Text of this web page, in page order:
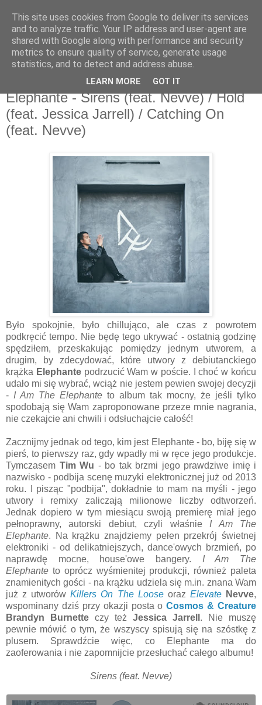
csgmblog
...music that's real...
sobota, 24 września 2016
Elephante - Sirens (feat. Nevve) / Hold
(feat. Jessica Jarrell) / Catching On
(feat. Nevve)
Było spokojnie, było chillująco, ale czas z powrotem
podkręcić tempo. Nie będę tego ukrywać - ostatnią godzinę
spędziłem, przeskakując pomiędzy jednym utworem, a
drugim, by zdecydować, które utwory z debiutanckiego
krążka Elephante podrzucić Wam w poście. I choć w końcu
udało mi się wybrać, wciąż nie jestem pewien swojej decyzji
- I Am The Elephante to album tak mocny, że jeśli tylko
spodobają się Wam zaproponowane przeze mnie nagrania,
nie czekajcie ani chwili i odsłuchajcie całość!
Zacznijmy jednak od tego, kim jest Elephante - bo, biję się w
pierś, to pierwszy raz, gdy wpadły mi w ręce jego produkcje.
Tymczasem Tim Wu - bo tak brzmi jego prawdziwe imię i
nazwisko - podbija scenę muzyki elektronicznej już od 2013
roku. I pisząc "podbija", dokładnie to mam na myśli - jego
utwory i remixy zaliczają milionowe liczby odtworzeń.
Jednak dopiero w tym miesiącu swoją premierę miał jego
pełnoprawny, autorski debiut, czyli właśnie I Am The
Elephante. Na krążku znajdziemy pełen przekrój świetnej
elektroniki - od delikatniejszych, dance'owych brzmień, po
naprawdę mocne, house'owe bangery. I Am The
Elephante to oprócz wyśmienitej produkcji, również paleta
znamienitych gości - na krążku udziela się m.in. znana Wam
już z utworówKillers On The Looseoraz Elevate Nevve,
wspominany dziś przy okazji posta oCosmos & Creature
Brandyn Burnette czy też Jessica Jarrell . Nie muszę
pewnie mówić o tym, że wszyscy spisują się na szóstkę z
plusem. Sprawdźcie więc, co Elephante ma do
zaoferowania i nie zapomnijcie przesłuchać całego albumu!
Sirens (feat. Nevve)
This site uses cookies from Google to deliver its services
and to analyze traffic. Your IP address and user-agent are
shared with Google along with performance and security
metrics to ensure quality of service, generate usage
statistics, and to detect and address abuse.
LEARN MORE GOT IT